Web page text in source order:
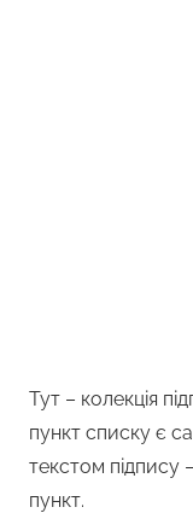
Тут – колекція
пункт списку є
текстом підпису
пункт.